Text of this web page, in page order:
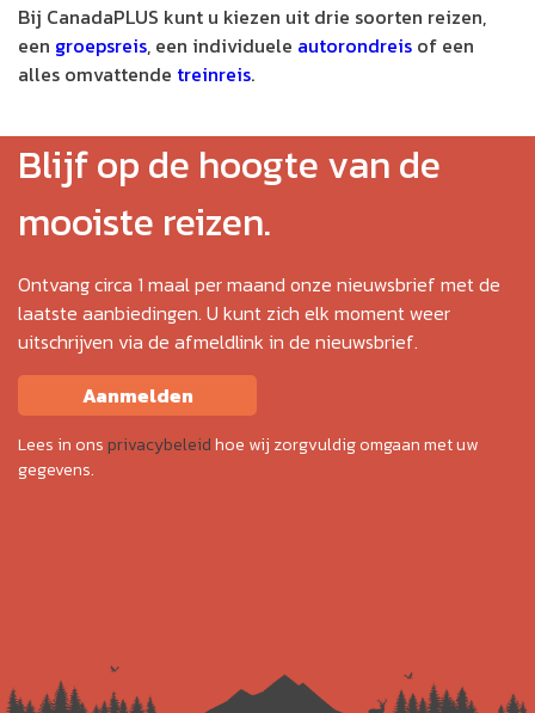
Bij CanadaPLUS kunt u kiezen uit drie soorten reizen,
een groepsreis, een individuele autorondreis of een
alles omvattende treinreis.
Blijf op de hoogte van de
mooiste reizen.
Ontvang circa 1 maal per maand onze nieuwsbrief met de
laatste aanbiedingen. U kunt zich elk moment weer
uitschrijven via de afmeldlink in de nieuwsbrief.
Aanmelden
Lees in onsprivacybeleidhoe wij zorgvuldig omgaan met uw
gegevens.